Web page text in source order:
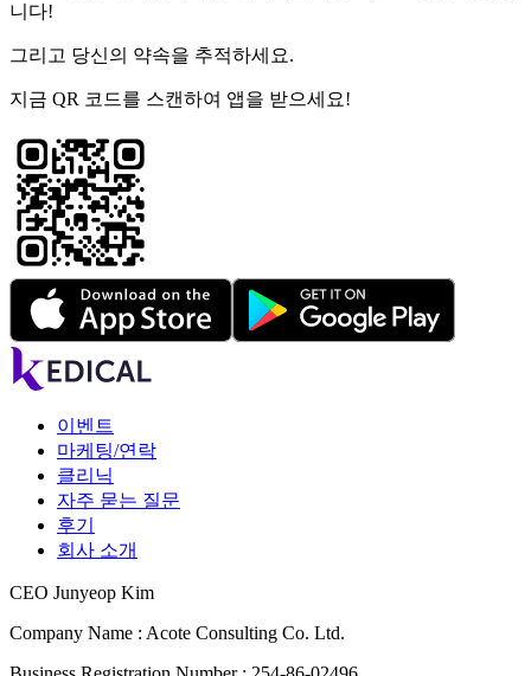
니다!
그리고 당신의 약속을 추적하세요.
지금 QR 코드를 스캔하여 앱을 받으세요!
이벤트
마케팅/연락
클리닉
자주 묻는 질문
후기
회사 소개
CEO Junyeop Kim
Company Name : Acote Consulting Co. Ltd.